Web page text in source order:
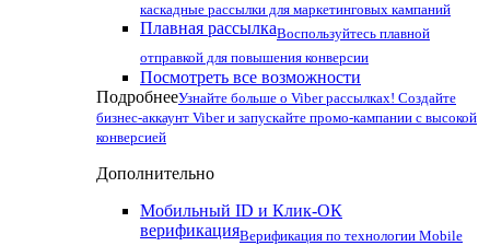
каскадные рассылки для маркетинговых кампаний
Плавная рассылкаВоспользуйтесь плавной
отправкой для повышения конверсии
Посмотреть все возможности
ПодробнееУзнайте больше о Viber рассылках! Создайте
бизнес-аккаунт Viber и запускайте промо-кампании с высокой
конверсией
Дополнительно
Мобильный ID и Клик-ОК
верификацияВерификация по технологии Mobile